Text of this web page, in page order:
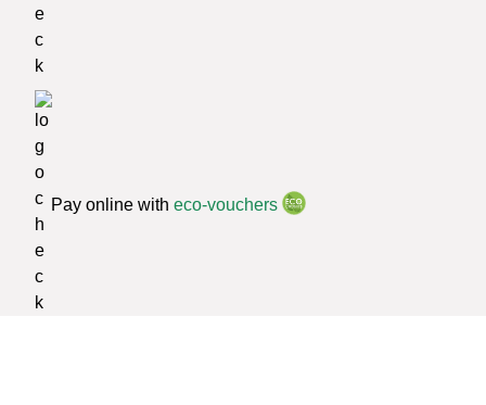
Pay online with eco-vouchers